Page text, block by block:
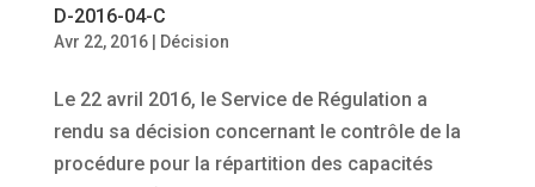
D-2016-04-C
Avr 22, 2016| Décision
Le 22 avril 2016, le Service de Régulation a
rendu sa décision concernant le contrôle de la
procédure pour la répartition des capacités